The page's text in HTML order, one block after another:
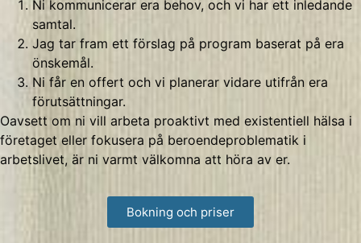
Ni kommunicerar era behov, och vi har ett inledande
samtal.
Jag tar fram ett förslag på program baserat på era
önskemål.
Ni får en offert och vi planerar vidare utifrån era
förutsättningar.
Oavsett om ni vill arbeta proaktivt med existentiell hälsa i
företaget eller fokusera på beroendeproblematik i
arbetslivet, är ni varmt välkomna att höra av er.
Bokning och priser